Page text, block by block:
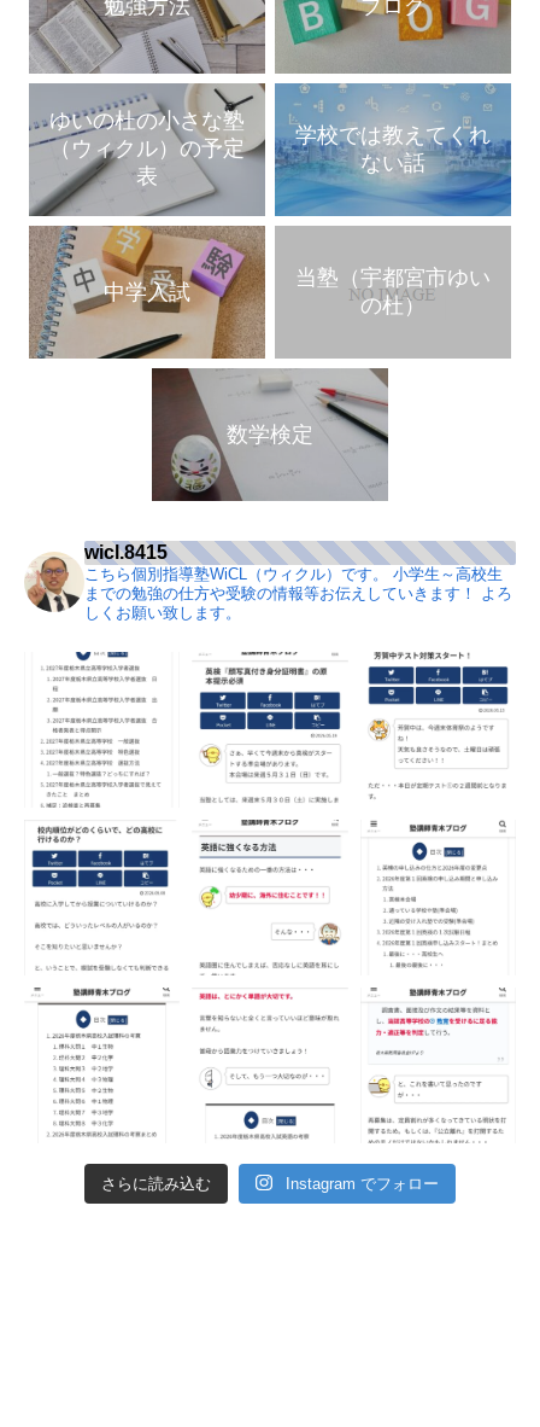
勉強方法 ブログ
ゆいの杜の小さな塾
（ウィクル）の予定
表
学校では教えてくれ
ない話
中学入試
当塾（宇都宮市ゆい
の杜）
数学検定
wicl.8415
こちら個別指導塾WiCL（ウィクル）です。
小学生～高校生
までの勉強の仕方や受験の情報等お伝えしていきます！
よろ
しくお願い致します。
さらに読み込む Instagram でフォロー